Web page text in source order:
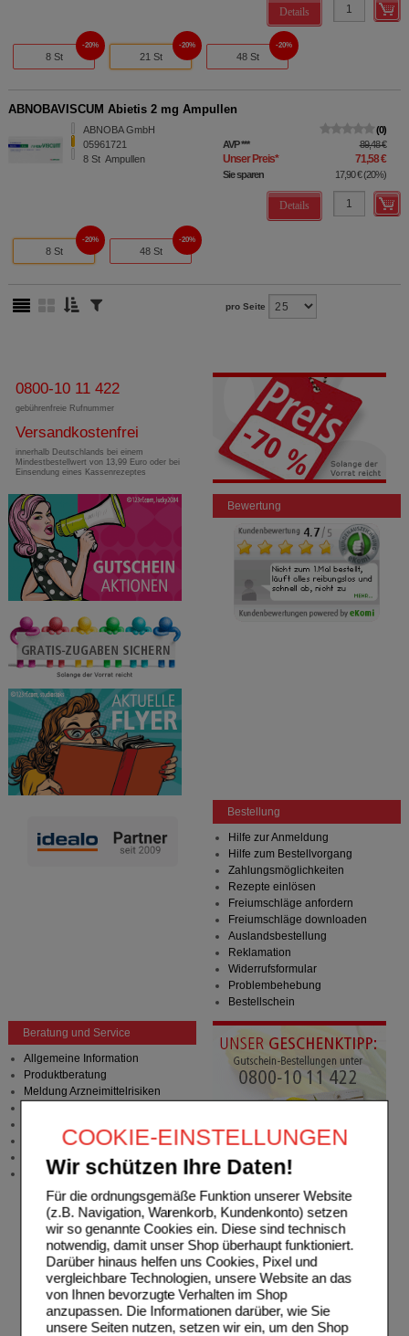
COOKIE-EINSTELLUNGEN
Wir schützen Ihre Daten!
Für die ordnungsgemäße Funktion unserer Website
(z.B. Navigation, Warenkorb, Kundenkonto) setzen
wir so genannte Cookies ein. Diese sind technisch
notwendig, damit unser Shop überhaupt funktioniert.
Darüber hinaus helfen uns Cookies, Pixel und
vergleichbare Technologien, unsere Website an das
von Ihnen bevorzugte Verhalten im Shop
anzupassen. Die Informationen darüber, wie Sie
unsere Seiten nutzen, setzen wir ein, um den Shop
Details
8 St
20%
21 St
20%
48 St
20%
ABNOBAVISCUM Abietis 2 mg Ampullen
ABNOBA GmbH
05961721
8 St Ampullen
0
AVP*** 89,48 €
Unser Preis* 71,58 €
Sie sparen 17,90 €(20%)
Details
8 St
20%
48 St
20%
pro Seite
0800-10 11 422
gebührenfreie Rufnummer
Versandkostenfrei
innerhalb Deutschlands bei einem
Mindestbestellwert von 13,99 Euro oder bei
Einsendung eines Kassenrezeptes
Bewertung
Bestellung
Hilfe zur Anmeldung
Hilfe zum Bestellvorgang
Zahlungsmöglichkeiten
Rezepte einlösen
Freiumschläge anfordern
Freiumschläge downloaden
Auslandsbestellung
Reklamation
Widerrufsformular
Problembehebung
Bestellschein
Beratung und Service
Allgemeine Information
Produktberatung
Meldung Arzneimittelrisiken
Newsletter
Neukundenprämie
Stellenangebote